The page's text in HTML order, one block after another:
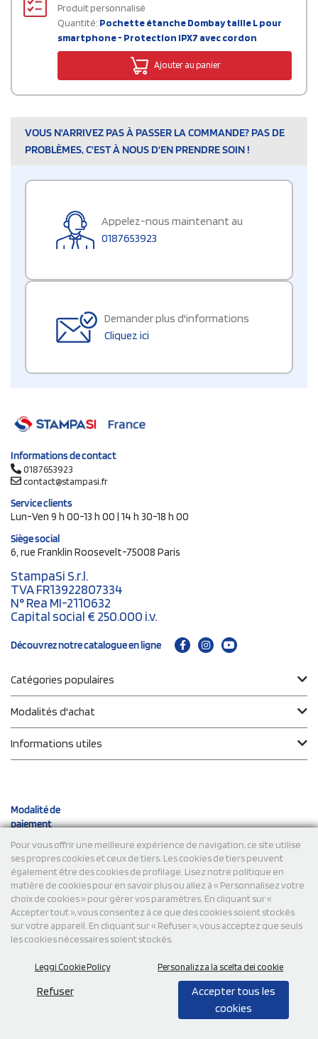
Pour vous offrir une meilleure expérience de navigation, ce site utilise
ses propres cookies et ceux de tiers. Les cookies de tiers peuvent
également être des cookies de profilage. Lisez notre politique en
matière de cookies pour en savoir plus ou allez à « Personnalisez votre
choix de cookies » pour gérer vos paramètres. En cliquant sur «
Accepter tout », vous consentez à ce que des cookies soient stockés
sur votre appareil. En cliquant sur « Refuser », vous acceptez que seuls
les cookies nécessaires soient stockés.
Leggi Cookie Policy Personalizza la scelta dei cookie
Refuser
Accepter tous les
cookies
Produit personnalisé
Quantité: Pochette étanche Dombay taille L pour
smartphone - Protection IPX7 avec cordon
Ajouter au panier
VOUS N'ARRIVEZ PAS À PASSER LA COMMANDE? PAS DE
PROBLÈMES, C'EST À NOUS D'EN PRENDRE SOIN !
Appelez-nous maintenant au
0187653923
Demander plus d'informations
Cliquez ici
Informations de contact
0187653923
contact@stampasi.fr
Service clients
Lun-Ven 9 h 00-13 h 00 | 14 h 30-18 h 00
Siège social
6, rue Franklin Roosevelt-75008 Paris
StampaSi S.r.l.
TVA FR13922807334
N° Rea MI-2110632
Capital social € 250.000 i.v.
Découvrez notre catalogue en ligne
Catégories populaires
Modalités d'achat
Informations utiles
Modalité de
paiement
Expéditions
© 2026 StampaSi s.r.l. TOUS DROITS RÉSERVÉS - TVA
FR13922807334